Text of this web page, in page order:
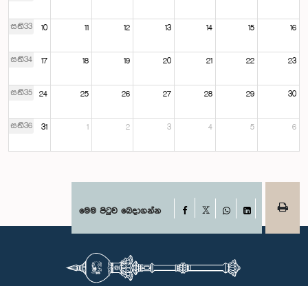
සති33 10 11 12 13 14 15 16
සති34 17 18 19 20 21 22 23
සති35 24 25 26 27 28 29 30
සති36 31 1 2 3 4 5 6
මෙම පිටුව බෙදාගන්න Facebook